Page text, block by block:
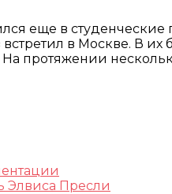
еще в
в Москве. В
Элвиса Пресли